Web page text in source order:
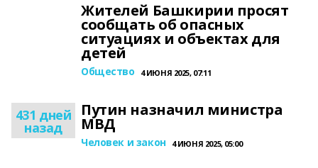
Жителей Башкирии просят
сообщать об опасных
ситуациях и объектах для
детей
Общество 4 ИЮНЯ 2025, 07:11
431 дней
назад
Путин назначил министра
МВД
Человек и закон 4 ИЮНЯ 2025, 05:00